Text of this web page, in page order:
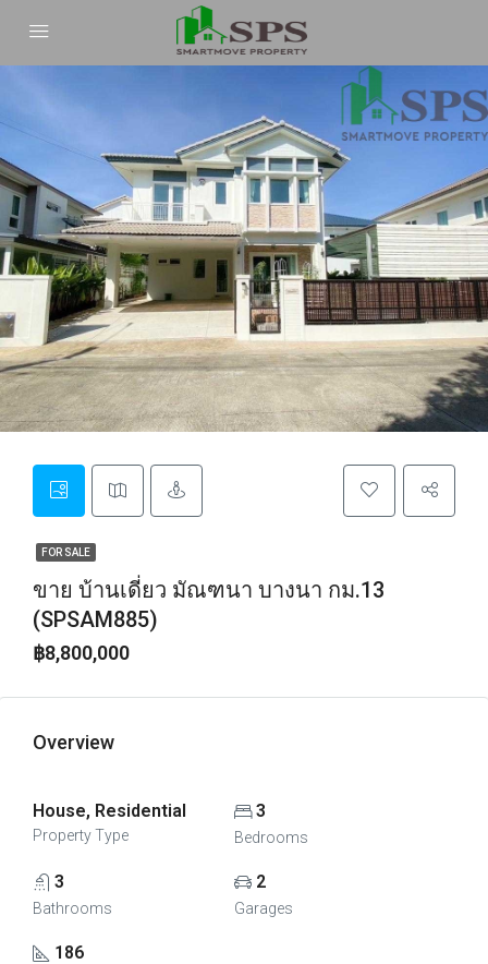
FOR SALE
ขาย บ้านเดี่ยว มัณฑนา บางนา กม.13
(SPSAM885)
฿8,800,000
Overview
House, Residential
Property Type
3
Bedrooms
3
Bathrooms
2
Garages
186